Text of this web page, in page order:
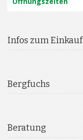
Infos zum Einkauf
Bergfuchs
Beratung